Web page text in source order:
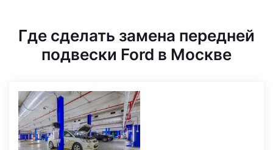
Где сделать замена передней
подвески Ford в Москве